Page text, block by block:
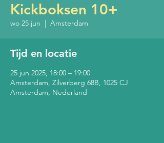
Kickboksen 10+
wo 25 jun
  |
Amsterdam
Tijd en locatie
25 jun 2025, 18:00 – 19:00
Amsterdam, Zilverberg 68B, 1025 CJ
Amsterdam, Nederland